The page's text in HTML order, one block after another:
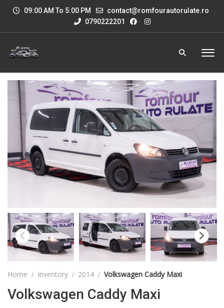
09:00 AM To 5:00 PM
contact@romfourautorulate.ro
0790222201
Home Inventory 2014 Volkswagen Caddy Maxi
Volkswagen Caddy Maxi